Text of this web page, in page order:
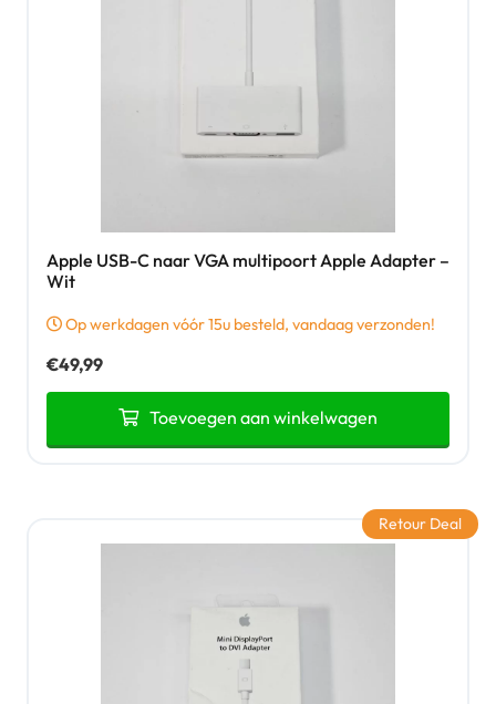
Apple USB-C naar VGA multipoort Apple Adapter –
Wit
Op werkdagen vóór 15u besteld, vandaag verzonden!
€49,99
Toevoegen aan winkelwagen
Retour Deal